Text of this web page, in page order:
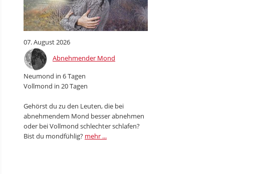
07. August 2026
Abnehmender Mond
Neumond in 6 Tagen
Vollmond in 20 Tagen
Gehörst du zu den Leuten, die bei
abnehmendem Mond besser abnehmen
oder bei Vollmond schlechter schlafen?
Bist du mondfühlig? mehr ...